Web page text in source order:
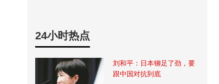
24小时热点
刘和平：日本铆足了劲，要
跟中国对抗到底